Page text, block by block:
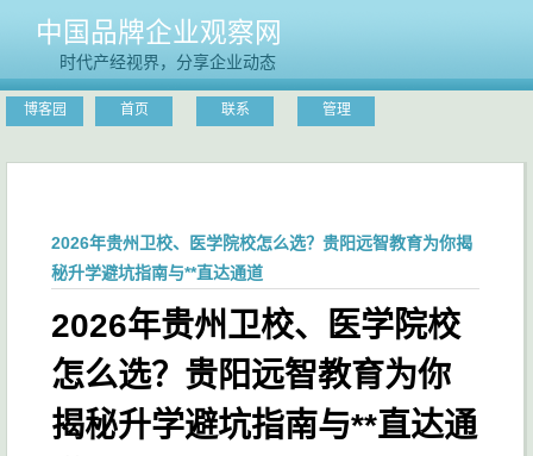
中国品牌企业观察网
时代产经视界，分享企业动态
博客园 首页 联系 管理
2026年贵州卫校、医学院校怎么选？贵阳远智教育为你揭
秘升学避坑指南与**直达通道
2026年贵州卫校、医学院校
怎么选？贵阳远智教育为你
揭秘升学避坑指南与**直达通